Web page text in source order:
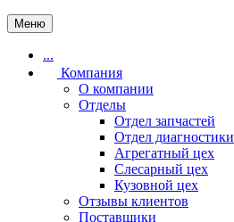
Меню
...
Компания
О компании
Отделы
Отдел запчастей
Отдел диагностики
Агрегатный цех
Слесарный цех
Кузовной цех
Отзывы клиентов
Поставщики